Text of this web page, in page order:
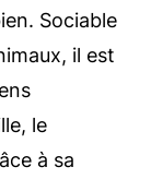
Sociable
il est
le
à sa